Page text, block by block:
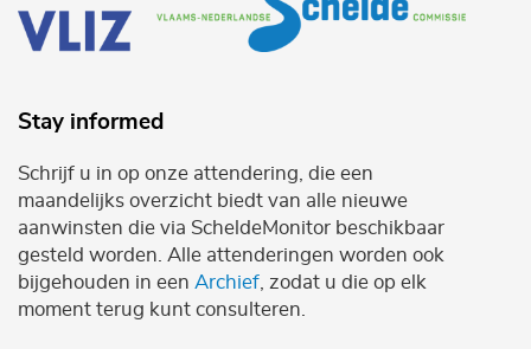
Stay informed
Schrijf u in op onze attendering, die een
maandelijks overzicht biedt van alle nieuwe
aanwinsten die via ScheldeMonitor beschikbaar
gesteld worden. Alle attenderingen worden ook
bijgehouden in een Archief , zodat u die op elk
moment terug kunt consulteren.